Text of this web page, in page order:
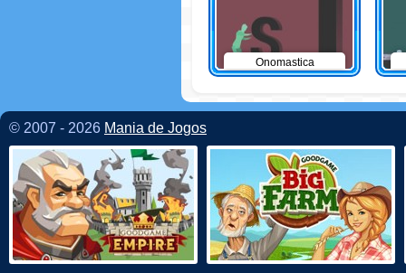
Onomastica
© 2007 - 2026 Mania de Jogos